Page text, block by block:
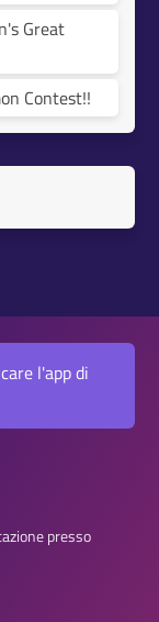
Great
Contest!!
l'app di
presso